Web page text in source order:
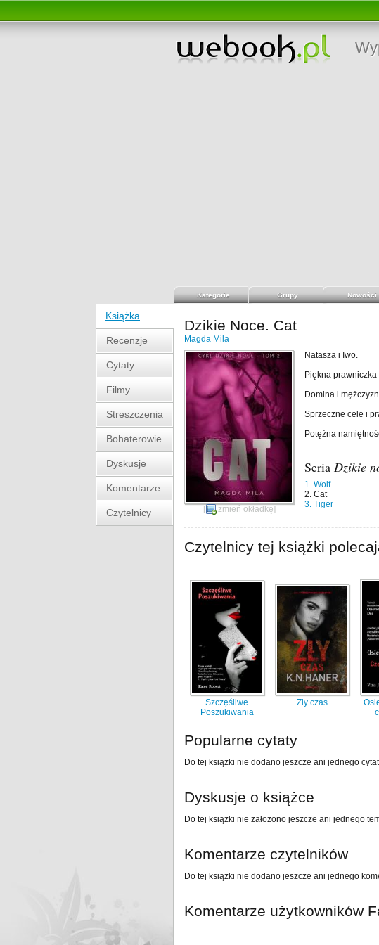
Kategorie Grupy Nowości
Książka
Recenzje
Cytaty
Filmy
Streszczenia
Bohaterowie
Dyskusje
Komentarze
Czytelnicy
Dzikie Noce. Cat
Magda Mila
[ zmień okładkę]
Natasza i Iwo.
Piękna
Domina i
Sprzeczne cele i
Potężna
Seria Dzikie
1. Wolf
2. Cat
3. Tiger
Czytelnicy tej książki
Szczęśliwe
Poszukiwania
Zły czas
Popularne cytaty
Do tej książki nie dodano jeszcze ani jednego
Dyskusje o książce
Do tej książki nie założono jeszcze ani jednego
Komentarze czytelników
Do tej książki nie dodano jeszcze ani jednego
Komentarze użytkowników